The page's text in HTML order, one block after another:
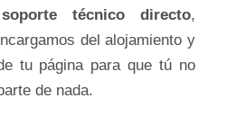
soporte técnico directo,
del alojamiento y
tu página para que tú no
de nada.